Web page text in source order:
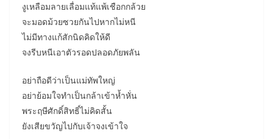
งูเหลือมลายเลื่อมแท้แพ้เชือกกล้วย
จะมอดม้วยซวยกันไปหากไม่หนี
ไม่มีทางแก้สักนิดคิดให้ดี
จงรีบหนีเอาตัวรอดปลอดภัยพลัน
อย่าถือดีว่าเป็นแม่ทัพใหญ่
อย่าย้อมใจทำเป็นกล้าเข้าห้ำหั่น
พระฤษีศักดิ์สิทธิ์ไม่คิดสั้น
ยังเสียขวัญไปกับเจ้าจงเข้าใจ